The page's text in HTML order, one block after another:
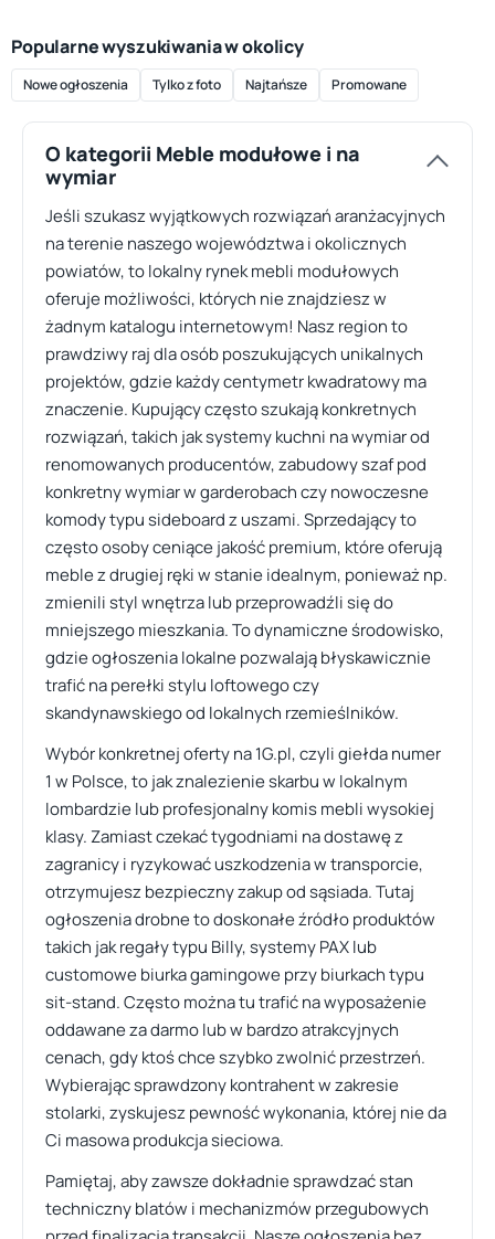
Popularne wyszukiwania w okolicy
Nowe ogłoszenia Tylko z foto Najtańsze Promowane
O kategorii Meble modułowe i na
wymiar
Jeśli szukasz wyjątkowych rozwiązań aranżacyjnych
na terenie naszego województwa i okolicznych
powiatów, to lokalny rynek mebli modułowych
oferuje możliwości, których nie znajdziesz w
żadnym katalogu internetowym! Nasz region to
prawdziwy raj dla osób poszukujących unikalnych
projektów, gdzie każdy centymetr kwadratowy ma
znaczenie. Kupujący często szukają konkretnych
rozwiązań, takich jak systemy kuchni na wymiar od
renomowanych producentów, zabudowy szaf pod
konkretny wymiar w garderobach czy nowoczesne
komody typu sideboard z uszami. Sprzedający to
często osoby ceniące jakość premium, które oferują
meble z drugiej ręki w stanie idealnym, ponieważ np.
zmienili styl wnętrza lub przeprowadźli się do
mniejszego mieszkania. To dynamiczne środowisko,
gdzie ogłoszenia lokalne pozwalają błyskawicznie
trafić na perełki stylu loftowego czy
skandynawskiego od lokalnych rzemieślników.
Wybór konkretnej oferty na 1G.pl, czyli giełda numer
1 w Polsce, to jak znalezienie skarbu w lokalnym
lombardzie lub profesjonalny komis mebli wysokiej
klasy. Zamiast czekać tygodniami na dostawę z
zagranicy i ryzykować uszkodzenia w transporcie,
otrzymujesz bezpieczny zakup od sąsiada. Tutaj
ogłoszenia drobne to doskonałe źródło produktów
takich jak regały typu Billy, systemy PAX lub
customowe biurka gamingowe przy biurkach typu
sit-stand. Często można tu trafić na wyposażenie
oddawane za darmo lub w bardzo atrakcyjnych
cenach, gdy ktoś chce szybko zwolnić przestrzeń.
Wybierając sprawdzony kontrahent w zakresie
stolarki, zyskujesz pewność wykonania, której nie da
Ci masowa produkcja sieciowa.
Pamiętaj, aby zawsze dokładnie sprawdzać stan
techniczny blatów i mechanizmów przegubowych